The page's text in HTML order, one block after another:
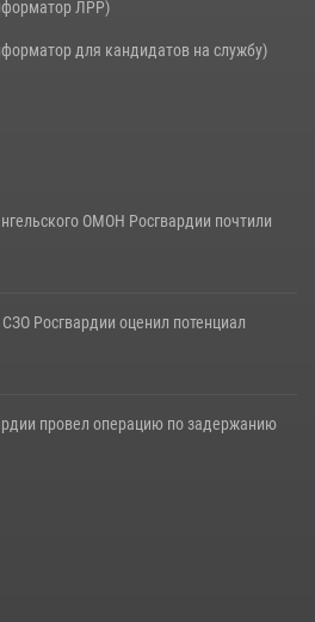
ЛРР)
для кандидатов на службу)
ОМОН Росгвардии почтили
Росгвардии оценил потенциал
провел операцию по задержанию